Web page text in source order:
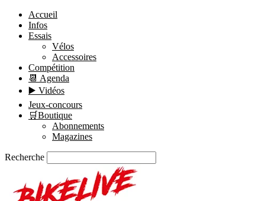
Accueil
Infos
Essais
Vélos
Accessoires
Compétition
📆 Agenda
▶️ Vidéos
Jeux-concours
🛒Boutique
Abonnements
Magazines
Recherche